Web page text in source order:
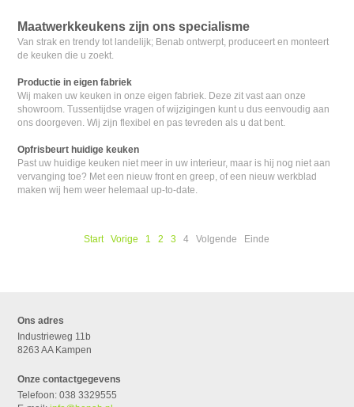
Maatwerkkeukens zijn ons specialisme
Van strak en trendy tot landelijk; Benab ontwerpt, produceert en monteert
de keuken die u zoekt.
Productie in eigen fabriek
Wij maken uw keuken in onze eigen fabriek. Deze zit vast aan onze
showroom. Tussentijdse vragen of wijzigingen kunt u dus eenvoudig aan
ons doorgeven. Wij zijn flexibel en pas tevreden als u dat bent.
Opfrisbeurt huidige keuken
Past uw huidige keuken niet meer in uw interieur, maar is hij nog niet aan
vervanging toe? Met een nieuw front en greep, of een nieuw werkblad
maken wij hem weer helemaal up-to-date.
Start Vorige 1 2 3 4 Volgende Einde
Ons adres
Industrieweg 11b
8263 AA Kampen
Onze contactgegevens
Telefoon: 038 3329555